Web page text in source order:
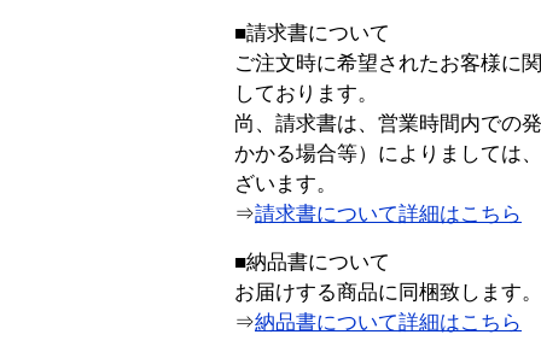
■請求書について
ご注文時に希望されたお客様に
しております。
尚、請求書は、営業時間内での
かかる場合等）によりましては
ざいます。
⇒請求書について詳細はこちら
■納品書について
お届けする商品に同梱致します。
⇒納品書について詳細はこちら